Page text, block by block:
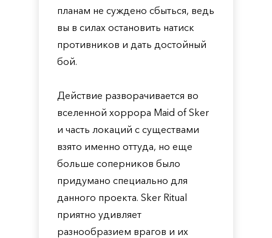
планам не суждено сбыться, ведь
вы в силах остановить натиск
противников и дать достойный
бой.
Действие разворачивается во
вселенной хоррора Maid of Sker
и часть локаций с существами
взято именно оттуда, но еще
больше соперников было
придумано специально для
данного проекта. Sker Ritual
приятно удивляет
разнообразием врагов и их